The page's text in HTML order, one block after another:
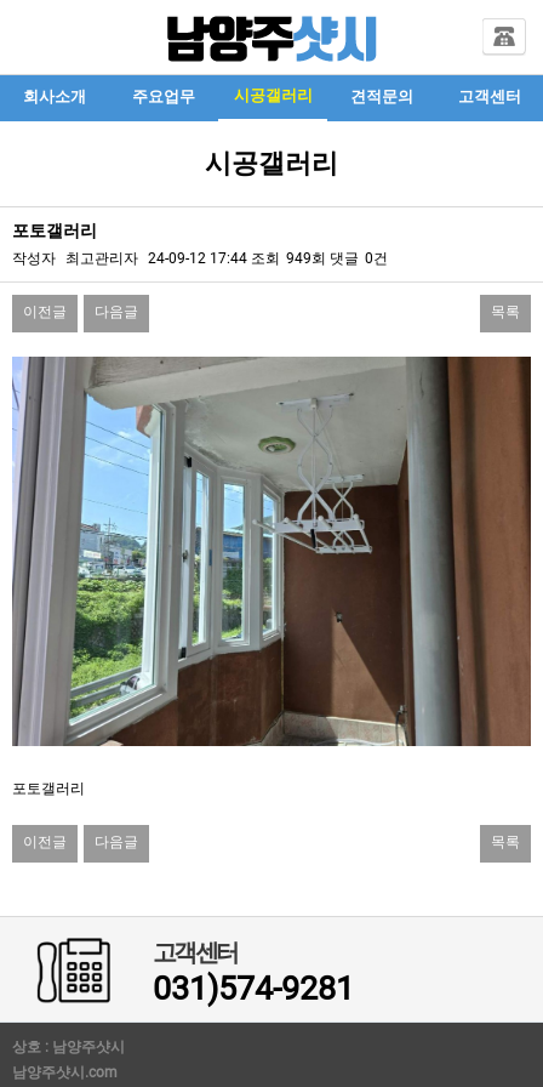
회사소개 주요업무 시공갤러리 견적문의 고객센터
시공갤러리
포토갤러리
작성자 최고관리자 24-09-12 17:44 조회 949회 댓글 0건
이전글 다음글 목록
본문
포토갤러리
이전글 다음글 목록
고객센터
031)574-9281
상호 : 남양주샷시
남양주샷시.com